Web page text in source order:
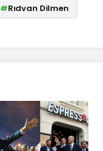
#Rıdvan Dilmen